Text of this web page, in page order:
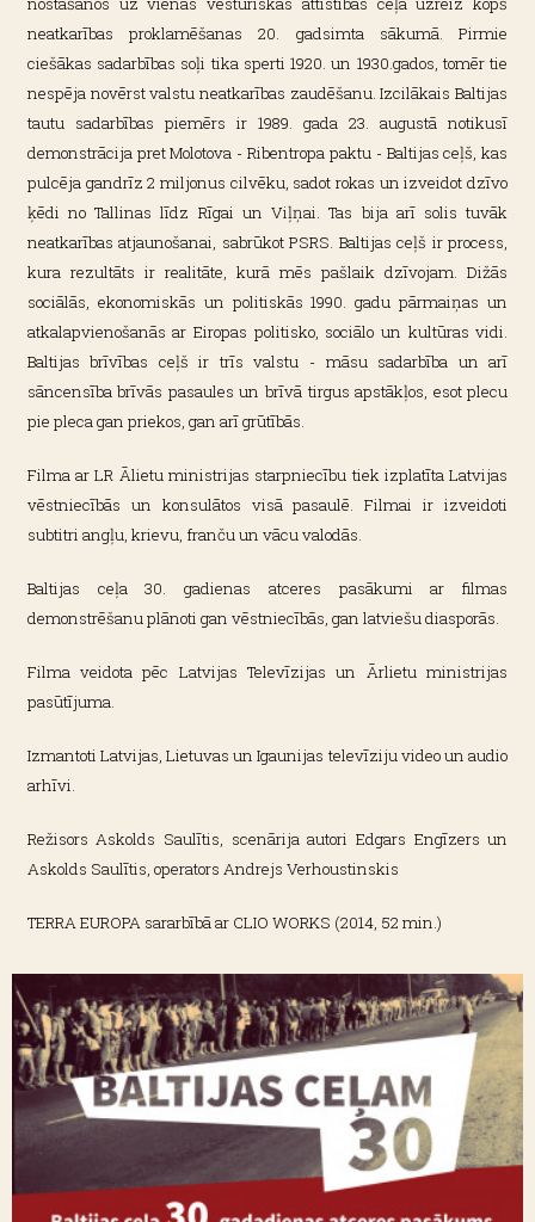
neatkarības proklamēšanas 20. gadsimta sākumā. Pirmie
ciešākas sadarbības soļi tika sperti 1920. un 1930.gados, tomēr tie
nespēja novērst valstu neatkarības zaudēšanu. Izcilākais Baltijas
tautu sadarbības piemērs ir 1989. gada 23. augustā notikusī
demonstrācija pret Molotova - Ribentropa paktu - Baltijas ceļš, kas
pulcēja gandrīz 2 miljonus cilvēku, sadot rokas un izveidot dzīvo
ķēdi no Tallinas līdz Rīgai un Viļņai. Tas bija arī solis tuvāk
neatkarības atjaunošanai, sabrūkot PSRS. Baltijas ceļš ir process,
kura rezultāts ir realitāte, kurā mēs pašlaik dzīvojam. Dižās
sociālās, ekonomiskās un politiskās 1990. gadu pārmaiņas un
atkalapvienošanās ar Eiropas politisko, sociālo un kultūras vidi.
Baltijas brīvības ceļš ir trīs valstu - māsu sadarbība un arī
sāncensība brīvās pasaules un brīvā tirgus apstākļos, esot plecu
pie pleca gan priekos, gan arī grūtībās.
Filma ar LR Ālietu ministrijas starpniecību tiek izplatīta Latvijas
vēstniecībās un konsulātos visā pasaulē. Filmai ir izveidoti
subtitri angļu, krievu, franču un vācu valodās.
Baltijas ceļa 30. gadienas atceres pasākumi ar filmas
demonstrēšanu plānoti gan vēstniecībās, gan latviešu diasporās.
Filma veidota pēc Latvijas Televīzijas un Ārlietu ministrijas
pasūtījuma.
Izmantoti Latvijas, Lietuvas un Igaunijas televīziju video un audio
arhīvi.
Režisors Askolds Saulītis, scenārija autori Edgars Engīzers un
Askolds Saulītis, operators Andrejs Verhoustinskis
TERRA EUROPA sararbībā ar CLIO WORKS (2014, 52 min.)